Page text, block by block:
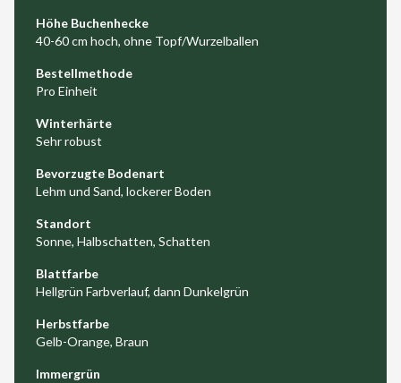
Höhe Buchenhecke
40-60 cm hoch, ohne Topf/Wurzelballen
Bestellmethode
Pro Einheit
Winterhärte
Sehr robust
Bevorzugte Bodenart
Lehm und Sand, lockerer Boden
Standort
Sonne, Halbschatten, Schatten
Blattfarbe
Hellgrün Farbverlauf, dann Dunkelgrün
Herbstfarbe
Gelb-Orange, Braun
Immergrün